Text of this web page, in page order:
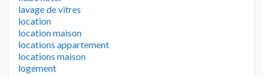
lavage de vitres
location
location maison
locations appartement
locations maison
logement